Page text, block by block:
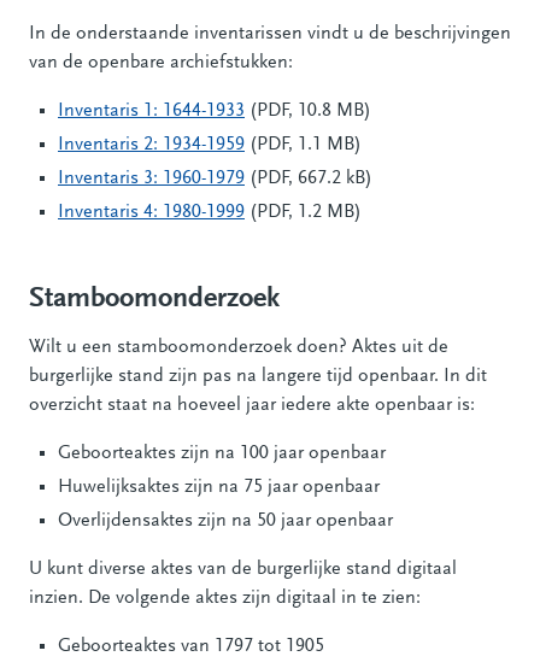
In de onderstaande inventarissen vindt u de beschrijvingen
van de openbare archiefstukken:
Inventaris 1: 1644-1933 (PDF, 10.8 MB)
Inventaris 2: 1934-1959 (PDF, 1.1 MB)
Inventaris 3: 1960-1979 (PDF, 667.2 kB)
Inventaris 4: 1980-1999 (PDF, 1.2 MB)
Stamboomonderzoek
Wilt u een stamboomonderzoek doen? Aktes uit de
burgerlijke stand zijn pas na langere tijd openbaar. In dit
overzicht staat na hoeveel jaar iedere akte openbaar is:
Geboorteaktes zijn na 100 jaar openbaar
Huwelijksaktes zijn na 75 jaar openbaar
Overlijdensaktes zijn na 50 jaar openbaar
U kunt diverse aktes van de burgerlijke stand digitaal
inzien. De volgende aktes zijn digitaal in te zien:
Geboorteaktes van 1797 tot 1905